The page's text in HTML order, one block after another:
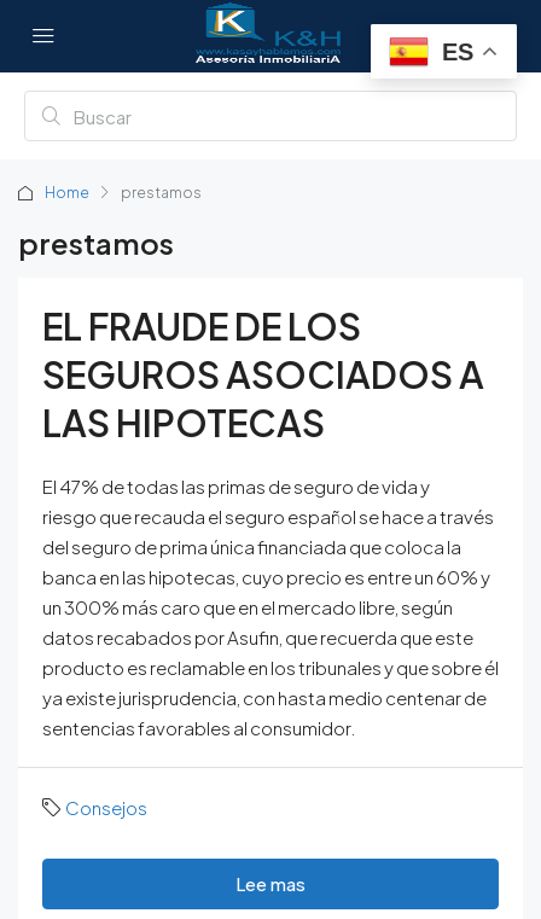
Home prestamos
prestamos
EL FRAUDE DE LOS
SEGUROS ASOCIADOS A
LAS HIPOTECAS
El 47% de todas las primas de seguro de vida y
riesgo que recauda el seguro español se hace a través
del seguro de prima única financiada que coloca la
banca en las hipotecas, cuyo precio es entre un 60% y
un 300% más caro que en el mercado libre, según
datos recabados por Asufin, que recuerda que este
producto es reclamable en los tribunales y que sobre él
ya existe jurisprudencia, con hasta medio centenar de
sentencias favorables al consumidor.
Consejos
Lee mas
ES